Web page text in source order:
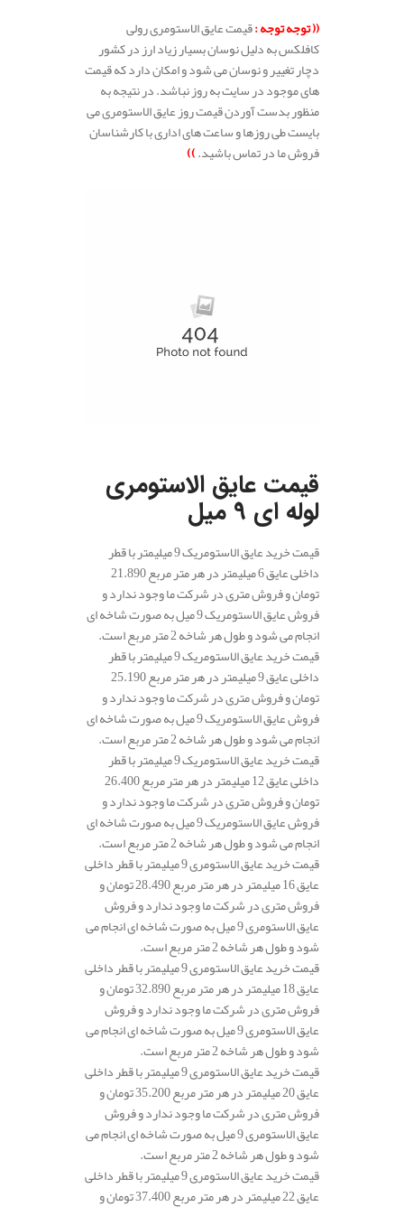
(( توجه توجه :قیمت عایق الاستومری رولی
کافلکس به دلیل نوسان بسیار زیاد ارز در کشور
دچار تغییر و نوسان می شود و امکان دارد که قیمت
های موجود در سایت به روز نباشد. در نتیجه به
منظور بدست آوردن قیمت روز عایق الاستومری می
بایست طی روزها و ساعت های اداری با کارشناسان
فروش ما در تماس باشید.))
قیمت عایق الاستومری
لوله ای 9 میل
قیمت خرید عایق الاستومریک 9 میلیمتر با قطر
داخلی عایق 6 میلیمتر در هر متر مربع 21.890
تومان و فروش متری در شرکت ما وجود ندارد و
فروش عایق الاستومریک 9 میل به صورت شاخه ای
انجام می شود و طول هر شاخه 2 متر مربع است.
قیمت خرید عایق الاستومریک 9 میلیمتر با قطر
داخلی عایق 9 میلیمتر در هر متر مربع 25.190
تومان و فروش متری در شرکت ما وجود ندارد و
فروش عایق الاستومریک 9 میل به صورت شاخه ای
انجام می شود و طول هر شاخه 2 متر مربع است.
قیمت خرید عایق الاستومریک 9 میلیمتر با قطر
داخلی عایق 12 میلیمتر در هر متر مربع 26.400
تومان و فروش متری در شرکت ما وجود ندارد و
فروش عایق الاستومریک 9 میل به صورت شاخه ای
انجام می شود و طول هر شاخه 2 متر مربع است.
قیمت خرید عایق الاستومری 9 میلیمتر با قطر داخلی
عایق 16 میلیمتر در هر متر مربع 28.490 تومان و
فروش متری در شرکت ما وجود ندارد و فروش
عایق الاستومری 9 میل به صورت شاخه ای انجام می
شود و طول هر شاخه 2 متر مربع است.
قیمت خرید عایق الاستومری 9 میلیمتر با قطر داخلی
عایق 18 میلیمتر در هر متر مربع 32.890 تومان و
فروش متری در شرکت ما وجود ندارد و فروش
عایق الاستومری 9 میل به صورت شاخه ای انجام می
شود و طول هر شاخه 2 متر مربع است.
قیمت خرید عایق الاستومری 9 میلیمتر با قطر داخلی
عایق 20 میلیمتر در هر متر مربع 35.200 تومان و
فروش متری در شرکت ما وجود ندارد و فروش
عایق الاستومری 9 میل به صورت شاخه ای انجام می
شود و طول هر شاخه 2 متر مربع است.
قیمت خرید عایق الاستومری 9 میلیمتر با قطر داخلی
عایق 22 میلیمتر در هر متر مربع 37.400 تومان و